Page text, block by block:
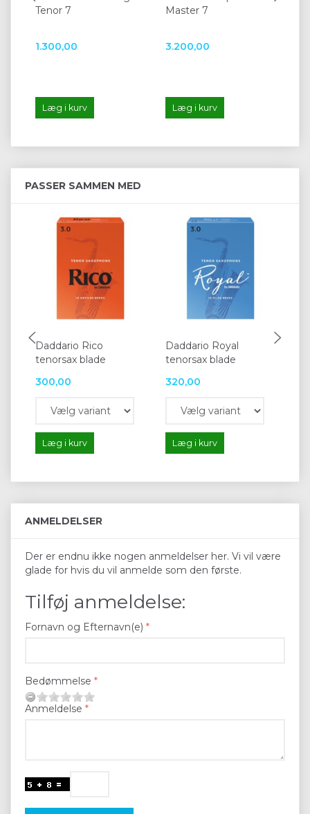
Tenor 7
1.300,00
Læg i kurv
Master 7
3.200,00
Læg i kurv
PASSER SAMMEN MED
Daddario Rico
tenorsax blade
300,00
Læg i kurv
Daddario Royal
tenorsax blade
320,00
Læg i kurv
ANMELDELSER
Der er endnu ikke nogen anmeldelser her. Vi vil være
glade for hvis du vil anmelde som den første.
Tilføj anmeldelse:
Fornavn og Efternavn(e)
Bedømmelse
Anmeldelse